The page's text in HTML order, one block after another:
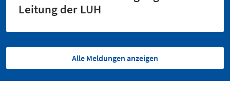
Leitung der LUH
Alle Meldungen anzeigen